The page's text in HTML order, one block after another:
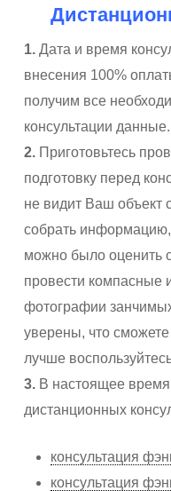
1.Дата и время
внесения 100%
получим все
консультации данные.
2.Приготовьтесь
подготовку перед
не видит Ваш объект
собрать
можно было
провести компасные
фотографии
уверены, что
лучше
3. В настоящее
дистанционных
консультация
консультация